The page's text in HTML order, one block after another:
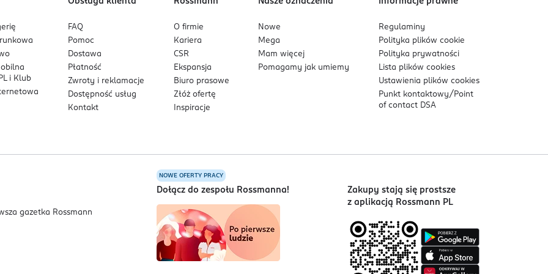
i Klub
FAQ
Pomoc
Dostawa
Płatność
Zwroty i reklamacje
Dostępność usług
Kontakt
O firmie
Kariera
CSR
Ekspansja
Biuro prasowe
Złóż ofertę
Inspiracje
Nowe
Mega
Mam więcej
Pomagamy jak umiemy
Regulaminy
Polityka plikówcookie
Polityka prywatności
Lista plikówcookies
Ustawienia plikówcookies
Punkt kontaktowy/ Point
of contact DSA
NOWE OFERTY PRACY
Dołącz do zespołu Rossmanna!
Zakupy stają się prostsze
z aplikacją Rossmann PL